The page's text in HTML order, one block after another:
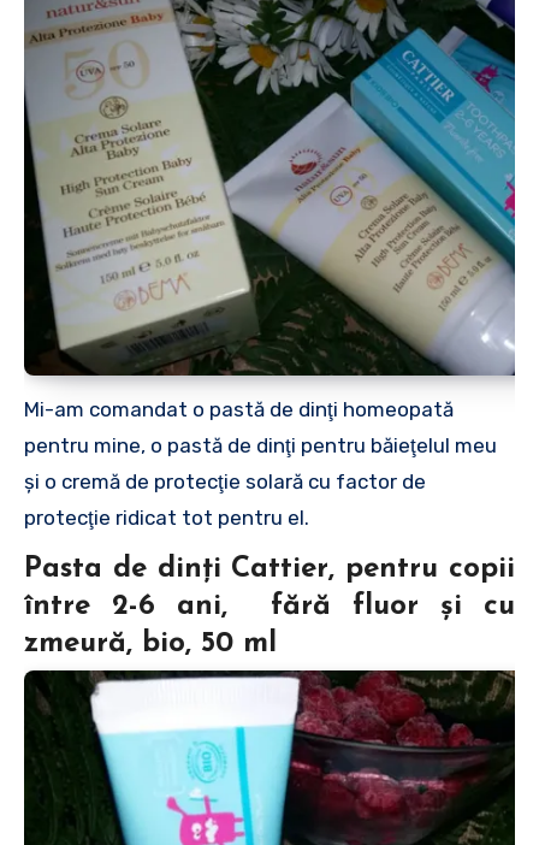
Mi-am comandat o pastă de dinţi homeopată
pentru mine, o pastă de dinţi pentru băieţelul meu
şi o cremă de protecţie solară cu factor de
protecţie ridicat tot pentru el.
Pasta de dinți Cattier, pentru copii
între 2-6 ani, fără fluor și cu
zmeură, bio, 50 ml